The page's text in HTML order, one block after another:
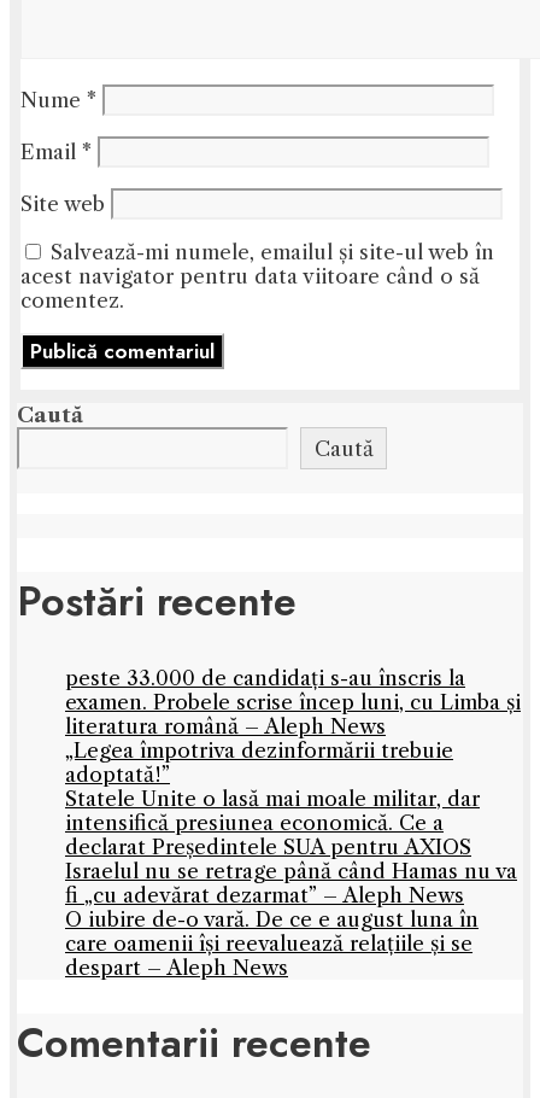
Nume *
Email *
Site web
Salvează-mi numele, emailul și site-ul web în
acest navigator pentru data viitoare când o să
comentez.
Caută
Caută
Postări recente
peste 33.000 de candidați s-au înscris la
examen. Probele scrise încep luni, cu Limba și
literatura română – Aleph News
„Legea împotriva dezinformării trebuie
adoptată!”
Statele Unite o lasă mai moale militar, dar
intensifică presiunea economică. Ce a
declarat Președintele SUA pentru AXIOS
Israelul nu se retrage până când Hamas nu va
fi „cu adevărat dezarmat” – Aleph News
O iubire de-o vară. De ce e august luna în
care oamenii își reevaluează relațiile și se
despart – Aleph News
Comentarii recente